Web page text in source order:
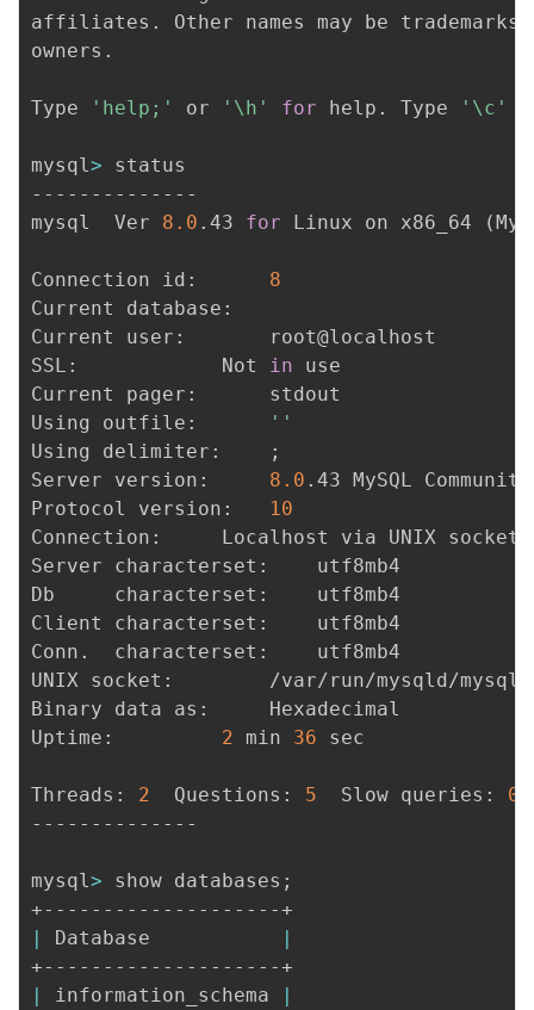
affiliates. Other names may be
owners.
Type 'help;' or '\h' for help. Type '\c'
mysql > status
--------------
mysql  Ver 8.0 .43 for Linux on x86_64 (
8
Current database:
Current user:		root@localhost
SSL:			Not
in use
Current pager:		stdout
''
;
8.0 .43 MySQL
10
Connection:		Localhost via UNIX socket
Server characterset:	utf8mb4
Db     characterset:	utf8mb4
Client characterset:	utf8mb4
Conn.  characterset:	utf8mb4
UNIX socket:		/var/run/mysqld/mysqld.sock
Binary data as:		Hexadecimal
2 min 36 sec
Threads: 2
  Questions:
5
  Slow queries:
0
--------------
mysql > show databases ;
|
Database
|
|
information_schema
|